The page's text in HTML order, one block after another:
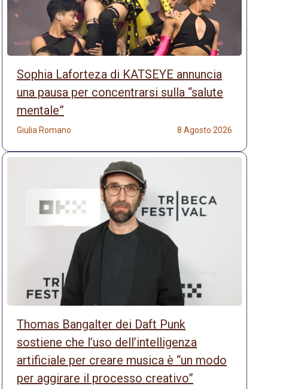
Sophia Laforteza di KATSEYE annuncia
una pausa per concentrarsi sulla “salute
mentale”
Giulia Romano 8 Agosto 2026
Thomas Bangalter dei Daft Punk
sostiene che l’uso dell’intelligenza
artificiale per creare musica è “un modo
per aggirare il processo creativo”